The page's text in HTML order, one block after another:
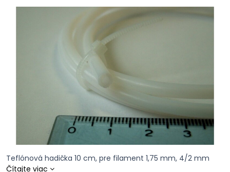
Teflónová hadička 10 cm, pre filament 1,75 mm, 4/2 mm
Čítajte viac